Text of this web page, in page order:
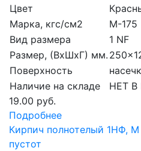
Цвет
Марка, кгс/см2
M-175
Вид размера
1 NF
Размер, (ВхШхГ) мм.
Поверхность
Наличие на складе
НЕТ
19.00 руб.
Подробнее
Кирпич полнотелый 1НФ, М
пустот